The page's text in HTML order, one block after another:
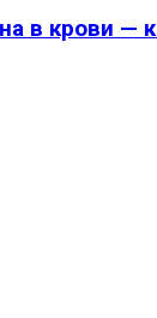
в крови —